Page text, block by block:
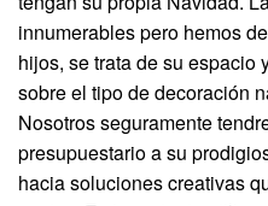
innumerables pero hemos
hijos, se trata de su espacio
sobre el tipo de decoración
Nosotros seguramente
presupuestario a su
hacia soluciones creativas